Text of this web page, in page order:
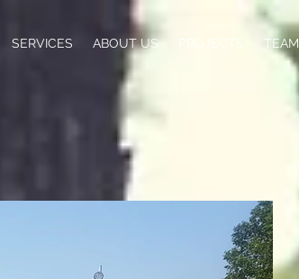
SERVICES ABOUT US PROJECTS TEAM